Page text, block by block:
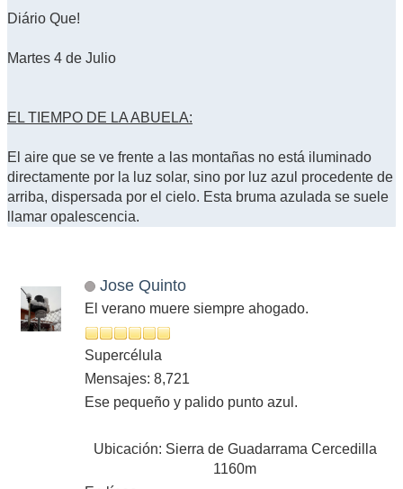
Diário Que!
Martes 4 de Julio
EL TIEMPO DE LA ABUELA:
El aire que se ve frente a las montañas no está iluminado
directamente por la luz solar, sino por luz azul procedente de
arriba, dispersada por el cielo. Esta bruma azulada se suele
llamar opalescencia.
Jose Quinto
El verano muere siempre ahogado.
Supercélula
Mensajes: 8,721
Ese pequeño y palido punto azul.
Ubicación: Sierra de Guadarrama Cercedilla
1160m